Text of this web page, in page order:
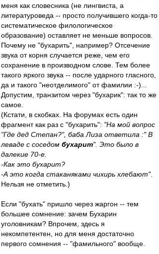
меня как словесника (не лингвиста, а
литературоведа -- просто получившего когда-то
систематическое филологическое
образование) оставляет не меньше вопросов.
Почему не "бухарить", например? Отсечение
звука от корня случается реже, чем его
сохранение в производном слове. Тем более
такого яркого звука -- после ударного гласного,
да и такого "неотделимого" от фамилии :-)...
Допустим, транзитом через "бухарик": так то же
самое.
(Кстати, в скобках. На форумах есть один
фрагмент как раз с "бухарить": "На мой вопрос
"Где дед Степан?", баба Лиза ответила :" В
леваде с соседом бухарит". Это было в
далекие 70-е.
-Как это бухарит?
-А это когда стаканяками чихирь хлебают".
Нельзя не отметить.)
Если "бухать" пришло через жаргон -- тем
большее сомнение: зачем Бухарин
уголовникам? Впрочем, здесь я
некомпетентен, но для меня достаточно
первого сомнения -- "фамильного" вообще.